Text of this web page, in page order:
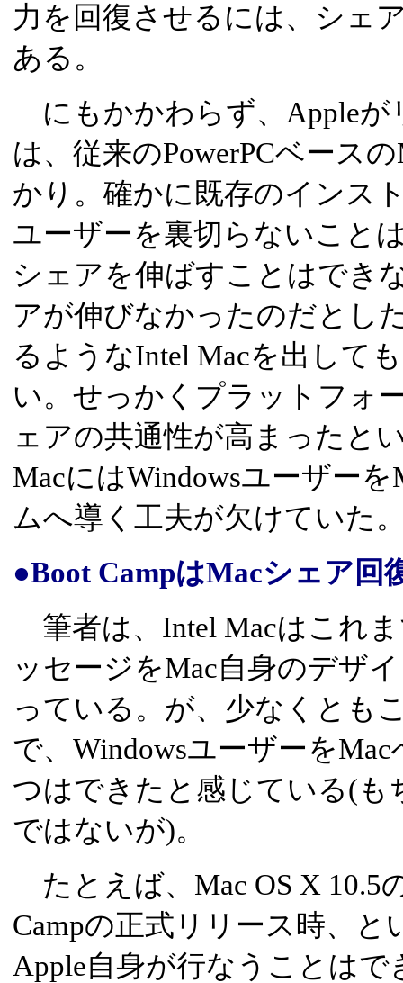
力を回復させるには、シェ
ある。
にもかかわらず、Appleが
は、従来のPowerPCベース
かり。確かに既存のインス
ユーザーを裏切らないこと
シェアを伸ばすことはでき
アが伸びなかったのだとし
るようなIntel Macを出して
い。せっかくプラットフォ
ェアの共通性が高まったと
MacにはWindowsユーザー
ムへ導く工夫が欠けていた
●Boot CampはMacシェア回
筆者は、Intel Macはこれ
ッセージをMac自身のデザ
っている。が、少なくとも
で、Windowsユーザーを
つはできたと感じている(も
ではないが)。
たとえば、Mac OS X 10.5
Campの正式リリース時、
Apple自身が行なうことは